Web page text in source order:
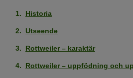
Historia
Utseende
Rottweiler – karaktär
Rottweiler – uppfödning och